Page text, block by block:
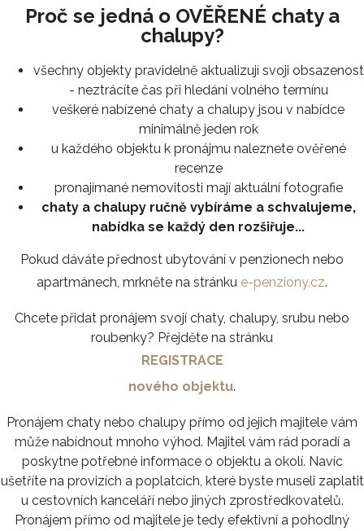
Proč se jedná o OVĚŘENÉ chaty a
chalupy?
všechny objekty pravidelně aktualizují svoji obsazenost
- neztrácíte čas při hledání volného termínu
veškeré nabízené chaty a chalupy jsou v nabídce
minimálně jeden rok
u každého objektu k pronájmu naleznete ověřené
recenze
pronajímané nemovitosti mají aktuální fotografie
chaty a chalupy ručně vybíráme a schvalujeme,
nabídka se každý den rozšiřuje...
Pokud dáváte přednost ubytování v penzionech nebo
apartmánech, mrkněte na stránku e-penziony.cz.
Chcete přidat pronájem svojí chaty, chalupy, srubu nebo
roubenky? Přejděte na stránku
REGISTRACE
nového objektu.
Pronájem chaty nebo chalupy přímo od jejich majitele vám
může nabídnout mnoho výhod. Majitel vám rád poradí a
poskytne potřebné informace o objektu a okolí. Navíc
ušetříte na provizích a poplatcích, které byste museli zaplatit
u cestovních kanceláří nebo jiných zprostředkovatelů.
Pronájem přímo od majitele je tedy efektivní a pohodlný